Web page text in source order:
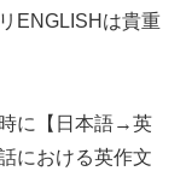
ENGLISHは貴重
に【日本語→英
における英作文